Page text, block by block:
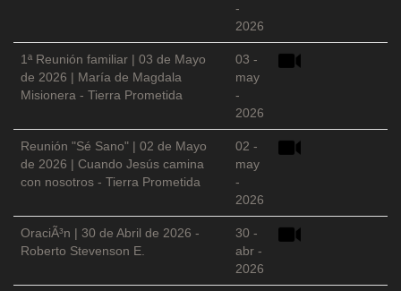
-
2026
1ª Reunión familiar | 03 de Mayo
de 2026 | María de Magdala
Misionera - Tierra Prometida
03 -
may
-
2026
Reunión "Sé Sano" | 02 de Mayo
de 2026 | Cuando Jesús camina
con nosotros - Tierra Prometida
02 -
may
-
2026
OraciÃ³n | 30 de Abril de 2026 -
Roberto Stevenson E.
30 -
abr -
2026